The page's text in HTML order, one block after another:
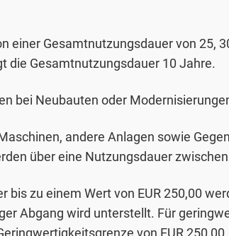
einer Gesamtnutzungsdauer von 25,
die Gesamtnutzungsdauer 10 Jahre.
bei Neubauten oder
andere Anlagen sowie
über eine Nutzungsdauer
bis zu einem Wert von EUR 250,00
Abgang wird unterstellt. Für
von EUR